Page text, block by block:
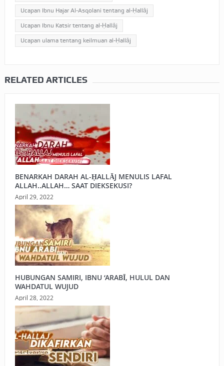
Ucapan Ibnu Hajar Al-Asqolani tentang al-Ḥallāj
Ucapan Ibnu Katsir tentang al-Ḥallāj
Ucapan ulama tentang keilmuan al-Ḥallāj
RELATED ARTICLES
BENARKAH DARAH AL-ḤALLĀJ MENULIS LAFAL
ALLAH..ALLAH… SAAT DIEKSEKUSI?
April 29, 2022
HUBUNGAN SAMIRI, IBNU ‘ARABĪ, HULUL DAN
WAHDATUL WUJUD
April 28, 2022